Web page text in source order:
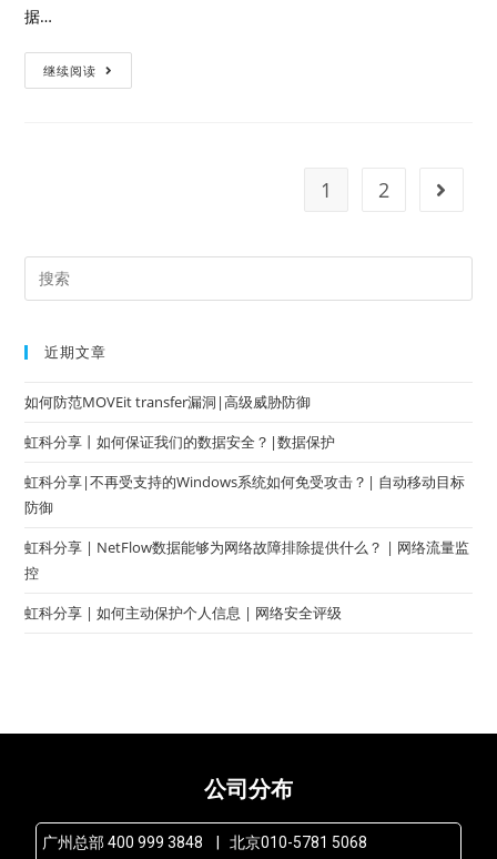
据…
继续阅读
1 2
近期文章
如何防范MOVEit transfer漏洞|高级威胁防御
虹科分享丨如何保证我们的数据安全？|数据保护
虹科分享|不再受支持的Windows系统如何免受攻击？| 自动移动目标
防御
虹科分享 | NetFlow数据能够为网络故障排除提供什么？ | 网络流量监
控
虹科分享 | 如何主动保护个人信息 | 网络安全评级
公司分布
广州总部 400 999 3848 | 北京010-5781 5068